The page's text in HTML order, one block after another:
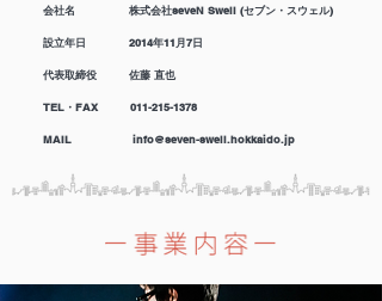
会社名 株式会社seveN Swell (セブン・スウェル)
設立年日 2014年11月7日
代表取締役 佐藤 直也
TEL・FAX 011-215-1378
MAIL info@seven-swell.hokkaido.jp